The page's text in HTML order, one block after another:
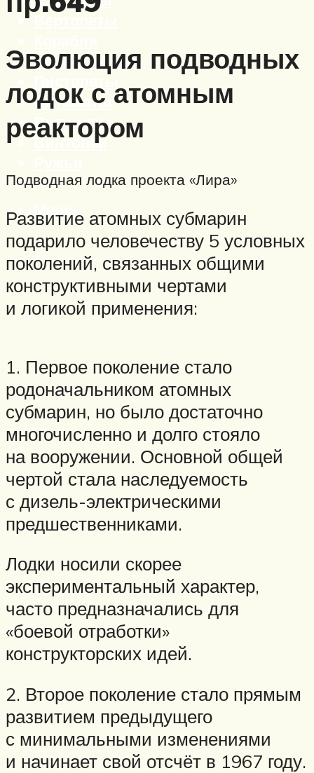
Бронетехника
Пистолеты
Автоматы
Пулеметы
Винтовки
Эволюция подводных
лодок с атомным
реактором
Подводная лодка проекта «Лира»
Развитие атомных субмарин
подарило человечеству 5 условных
поколений, связанных общими
конструктивными чертами
и логикой применения:
1. Первое поколение стало
родоначальником атомных
субмарин, но было достаточно
многочисленно и долго стояло
на вооружении. Основной общей
чертой стала наследуемость
с дизель-электрическими
предшественниками.
Лодки носили скорее
экспериментальный характер,
часто предназначались для
«боевой отработки»
конструкторских идей.
2. Второе поколение стало прямым
развитием предыдущего
с минимальными изменениями
и начинает свой отсчёт в 1967 году.